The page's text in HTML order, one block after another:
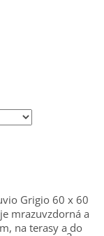
Grigio 60 x 60
mrazuvzdorná a
na terasy a do